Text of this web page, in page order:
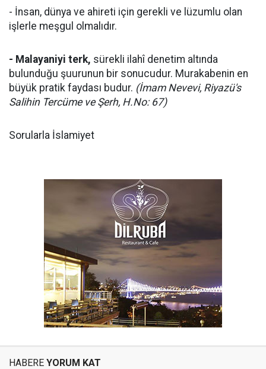
- İnsan, dünya ve ahireti için gerekli ve lüzumlu olan
işlerle meşgul olmalıdır.
- Malayaniyi terk, sürekli ilahî denetim altında
bulunduğu şuurunun bir sonucudur. Murakabenin en
büyük pratik faydası budur. (İmam Nevevi, Riyazü's
Salihin Tercüme ve Şerh, H.No: 67)
Sorularla İslamiyet
HABERE YORUM KAT